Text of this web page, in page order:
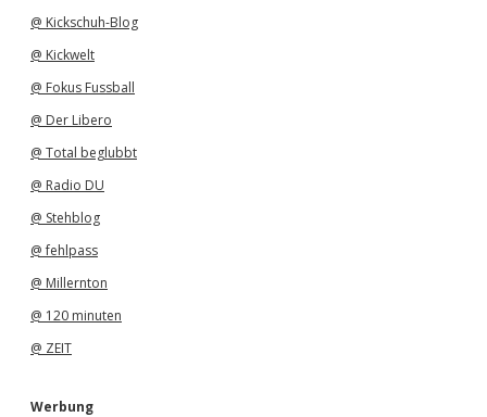
@ Kickschuh-Blog
@ Kickwelt
@ Fokus Fussball
@ Der Libero
@ Total beglubbt
@ Radio DU
@ Stehblog
@ fehlpass
@ Millernton
@ 120 minuten
@ ZEIT
Werbung